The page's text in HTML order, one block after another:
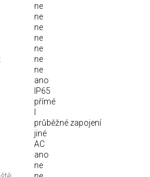
ne
ne
ne
ne
ne
ne
ne
ano
IP65
přímé
průběžné zapojení
jiné
AC
ano
ne